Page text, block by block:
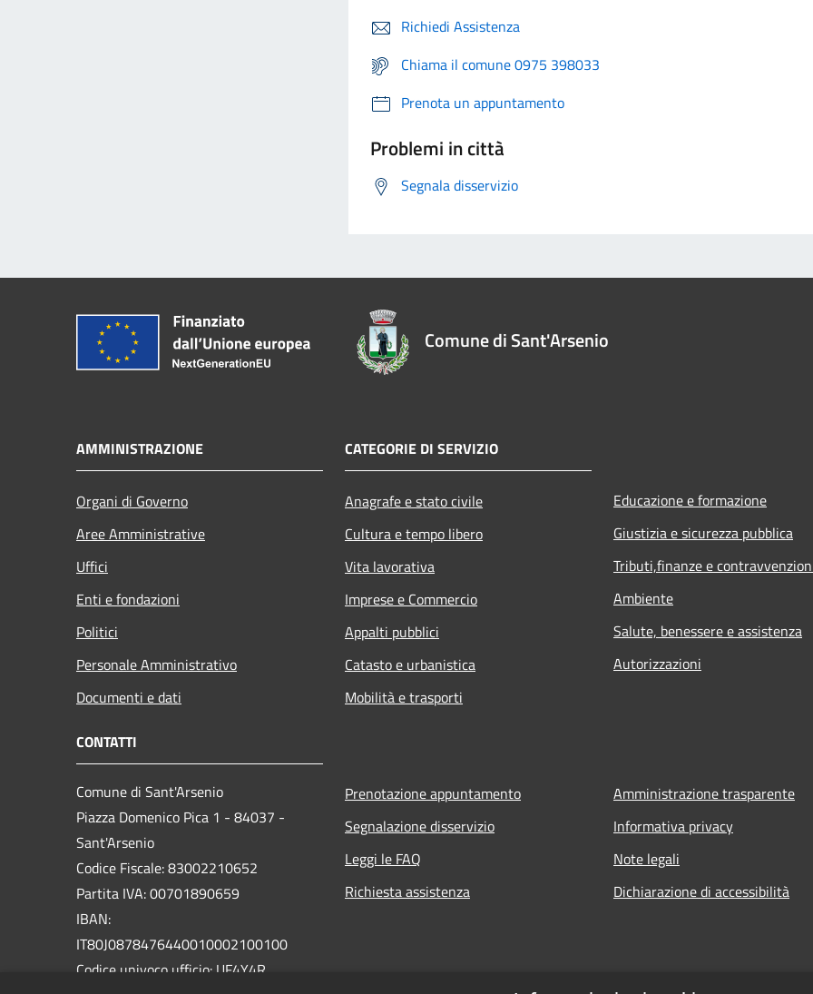
Richiedi Assistenza
Chiama il comune 0975 398033
Prenota un appuntamento
Problemi in città
Segnala disservizio
Comune di Sant'Arsenio
AMMINISTRAZIONE
Organi di Governo
Aree Amministrative
Uffici
Enti e fondazioni
Politici
Personale Amministrativo
Documenti e dati
CATEGORIE DI SERVIZIO
Anagrafe e stato civile
Cultura e tempo libero
Vita lavorativa
Imprese e Commercio
Appalti pubblici
Catasto e urbanistica
Mobilità e trasporti
Educazione e formazione
Giustizia e sicurezza pubblica
Tributi,finanze e
Ambiente
Salute, benessere e assistenza
Autorizzazioni
CONTATTI
Comune di Sant'Arsenio
Piazza Domenico Pica 1 - 84037 -
Sant'Arsenio
Codice Fiscale: 83002210652
Partita IVA: 00701890659
IBAN:
IT80J0878476440010002100100
Codice univoco ufficio: UF4Y4R
Prenotazione appuntamento
Segnalazione disservizio
Leggi le FAQ
Richiesta assistenza
Amministrazione trasparente
Informativa privacy
Note legali
Dichiarazione di accessibilità